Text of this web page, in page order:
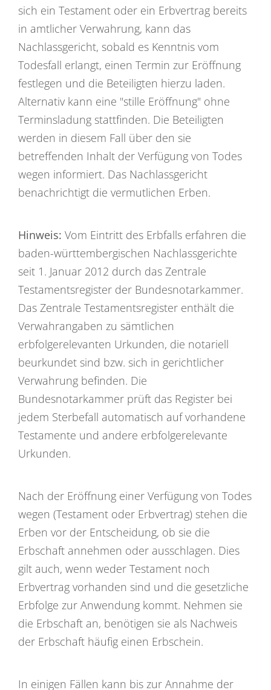
sich ein Testament oder ein Erbvertrag bereits
in amtlicher Verwahrung, kann das
Nachlassgericht, sobald es Kenntnis vom
Todesfall erlangt, einen Termin zur Eröffnung
festlegen und die Beteiligten hierzu laden.
Alternativ kann eine "stille Eröffnung" ohne
Terminsladung stattfinden. Die Beteiligten
werden in diesem Fall über den sie
betreffenden Inhalt der Verfügung von Todes
wegen informiert. Das Nachlassgericht
benachrichtigt die vermutlichen Erben.
Hinweis: Vom Eintritt des Erbfalls erfahren die
baden-württembergischen Nachlassgerichte
seit 1. Januar 2012 durch das Zentrale
Testamentsregister der Bundesnotarkammer.
Das Zentrale Testamentsregister enthält die
Verwahrangaben zu sämtlichen
erbfolgerelevanten Urkunden, die notariell
beurkundet sind bzw. sich in gerichtlicher
Verwahrung befinden. Die
Bundesnotarkammer prüft das Register bei
jedem Sterbefall automatisch auf vorhandene
Testamente und andere erbfolgerelevante
Urkunden.
Nach der Eröffnung einer Verfügung von Todes
wegen (Testament oder Erbvertrag) stehen die
Erben vor der Entscheidung, ob sie die
Erbschaft annehmen oder ausschlagen. Dies
gilt auch, wenn weder Testament noch
Erbvertrag vorhanden sind und die gesetzliche
Erbfolge zur Anwendung kommt. Nehmen sie
die Erbschaft an, benötigen sie als Nachweis
der Erbschaft häufig einen Erbschein.
In einigen Fällen kann bis zur Annahme der